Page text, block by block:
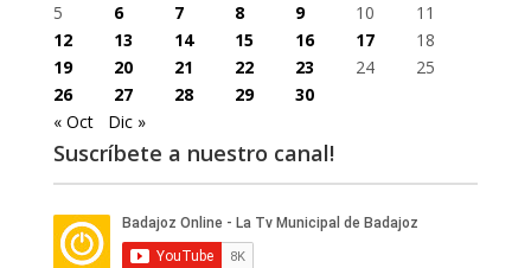
5
6 7 8 9 10
11
12
13 14 15 16 17
18
19
20 21 22 23 24
25
26
27 28 29
30
« Oct
Dic »
Suscríbete a nuestro canal!